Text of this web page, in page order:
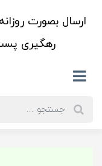
ارسال بصورت
رهگیری